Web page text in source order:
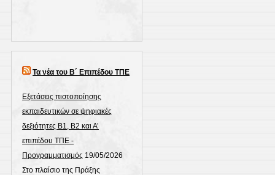
Τα νέα του Β΄ Επιπέδου ΤΠΕ
Εξετάσεις πιστοποίησης
εκπαιδευτικών σε ψηφιακές
δεξιότητες Β1, Β2 και Α’
επιπέδου ΤΠΕ -
Προγραμματισμός 19/05/2026
Στο πλαίσιο της Πράξης